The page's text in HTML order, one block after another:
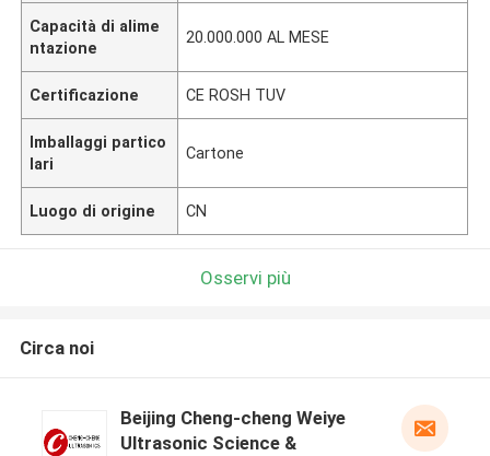
Capacità di alime
ntazione
20.000.000 AL MESE
Certificazione CE ROSH TUV
Imballaggi partico
lari
Cartone
Luogo di origine CN
Osservi più
Circa noi
Beijing Cheng-cheng Weiye
Ultrasonic Science &